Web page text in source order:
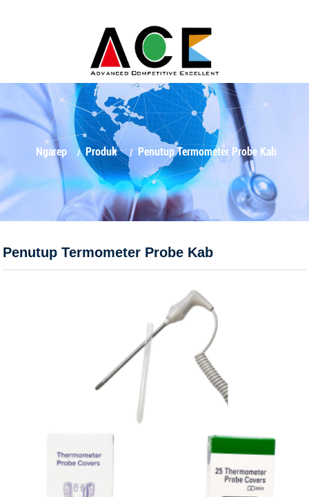
Ngarep Produk Penutup Termometer Probe Kab
Penutup Termometer Probe Kab